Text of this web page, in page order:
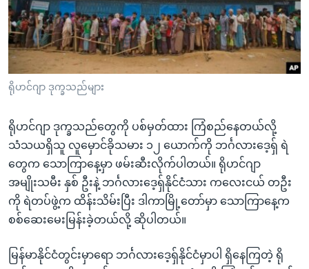
ညွန်း
စာမျက်နှာ
သို့
ကျော်
ကြည့်
ရှာဖွေ
ရန်
နေရာ
သို့
ကျော်
ရန်
Learning English
ဗွီအိုအေ လူမှုကွန်ယက်များ
ဘာသာစကားများ
ရိုဟင်ဂျာ ဒုက္ခသည်များ
ရိုဟင်ဂျာ ဒုက္ခသည်တွေကို ပစ်မှတ်ထား ကြံစည်နေတယ်လို့
သံသယရှိသူ လူမှောင်ခိုသမား ၁၂ ယောက်ကို ဘင်္ဂလားဒေ့ရှ် ရဲ
တွေက သောကြာနေ့မှာ ဖမ်းဆီးလိုက်ပါတယ်။ ရိုဟင်ဂျာ
အမျိုးသမီး နှစ် ဦးနဲ့ ဘင်္ဂလားဒေ့ရှ်နိုင်ငံသား ကလေးငယ် တဦး
ကို ရဲတပ်ဖွဲ့က ထိန်းသိမ်းပြီး ဒါကာမြို့တော်မှာ သောကြာနေ့က
စစ်ဆေးမေးမြန်းခဲ့တယ်လို့ ဆိုပါတယ်။
မြန်မာနိုင်ငံတွင်းမှာရော ဘင်္ဂလားဒေ့ရှ်နိုင်ငံမှာပါ ရှိနေကြတဲ့ ရို